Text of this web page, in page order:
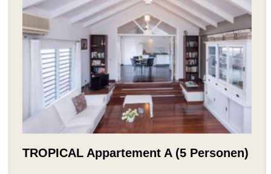
TROPICAL Appartement A (5 Personen)